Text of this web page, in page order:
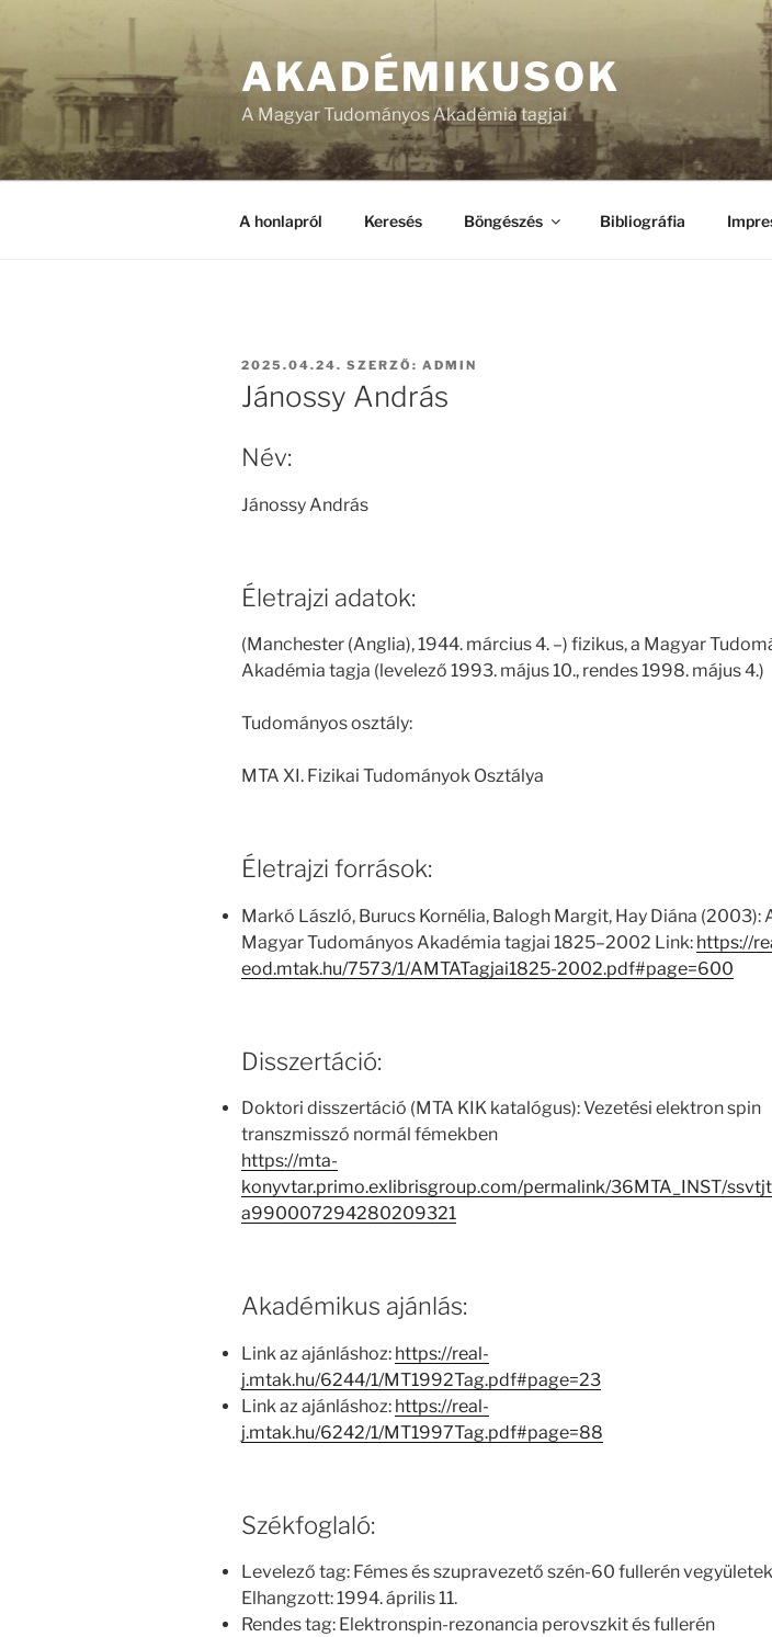
AKADÉMIKUSOK
A Magyar Tudományos Akadémia tagjai
A honlapról Keresés Böngészés Bibliográfia
BEKÜLDVE:
2025.04.24. SZERZŐ: ADMIN
Jánossy András
Név:
Jánossy András
Életrajzi adatok:
(Manchester (Anglia), 1944. március 4. –) fizikus, a Magyar
Akadémia tagja (levelező 1993. május 10., rendes 1998. május 4.)
Tudományos osztály:
MTA XI. Fizikai Tudományok Osztálya
Életrajzi források:
Markó László, Burucs Kornélia, Balogh Margit, Hay Diána (2003):
Magyar Tudományos Akadémia tagjai 1825–2002 Link: https://
eod.mtak.hu/7573/1/AMTATagjai1825-2002.pdf#page=600
Disszertáció:
Doktori disszertáció (MTA KIK katalógus): Vezetési elektron spin
transzmisszó normál fémekben
https://mta-
konyvtar.primo.exlibrisgroup.com/permalink/36MTA_INST/
a990007294280209321
Akadémikus ajánlás:
Link az ajánláshoz: https://real-
j.mtak.hu/6244/1/MT1992Tag.pdf#page=23
Link az ajánláshoz: https://real-
j.mtak.hu/6242/1/MT1997Tag.pdf#page=88
Székfoglaló:
Levelező tag: Fémes és szupravezető szén-60 fullerén
Elhangzott: 1994. április 11.
Rendes tag: Elektronspin-rezonancia perovszkit és fullerén